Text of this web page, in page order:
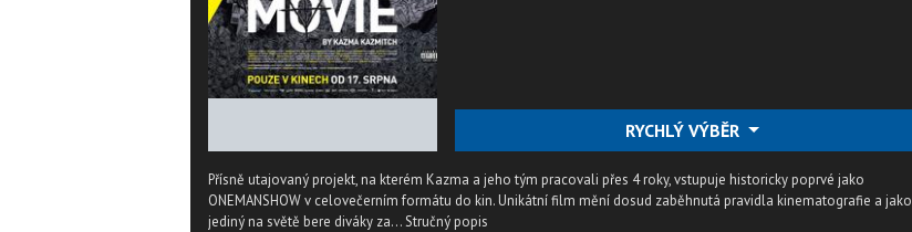
RYCHLÝ VÝBĚR
Přísně utajovaný projekt, na kterém Kazma a jeho tým pracovali přes 4 roky, vstupuje historicky poprvé jako
ONEMANSHOW v celovečerním formátu do kin. Unikátní film mění dosud zaběhnutá pravidla kinematografie a jako
jediný na světě bere diváky za...Stručný popis